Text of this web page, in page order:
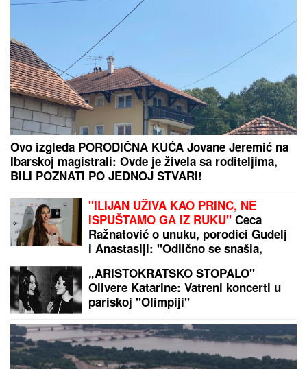
Crvena zvezda - Novi Pazar: Umalo šok na
"Marakani"
Ovako su SESTRE AHMIĆ izgledale pre svih
OPERACIJA! Isplivala njihova fotografija iz noćnog